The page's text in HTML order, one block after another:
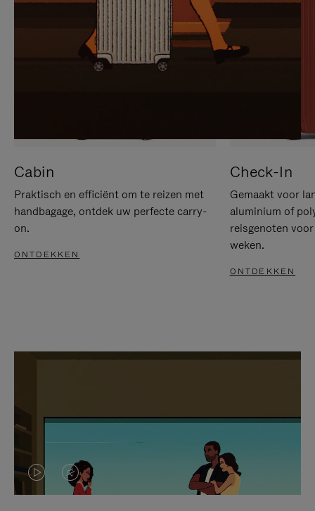
HET
DEMPEN
OP
Cabin
Praktisch en efficiënt om te reizen met
handbagage, ontdek uw perfecte carry-
on.
ONTDEKKEN
Check-In
Gemaakt voor
aluminium of
reisgenoten
weken.
ONTDEKKEN
VIDEO
HET